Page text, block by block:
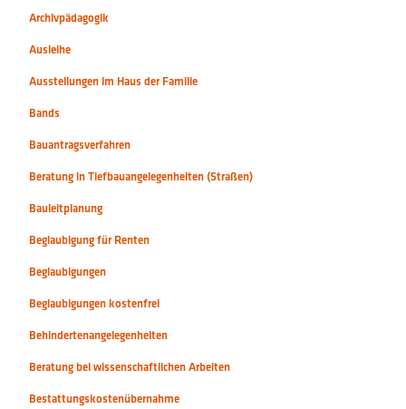
Archivpädagogik
Ausleihe
Ausstellungen im Haus der Familie
Bands
Bauantragsverfahren
Beratung in Tiefbauangelegenheiten (Straßen)
Bauleitplanung
Beglaubigung für Renten
Beglaubigungen
Beglaubigungen kostenfrei
Behindertenangelegenheiten
Beratung bei wissenschaftlichen Arbeiten
Bestattungskostenübernahme